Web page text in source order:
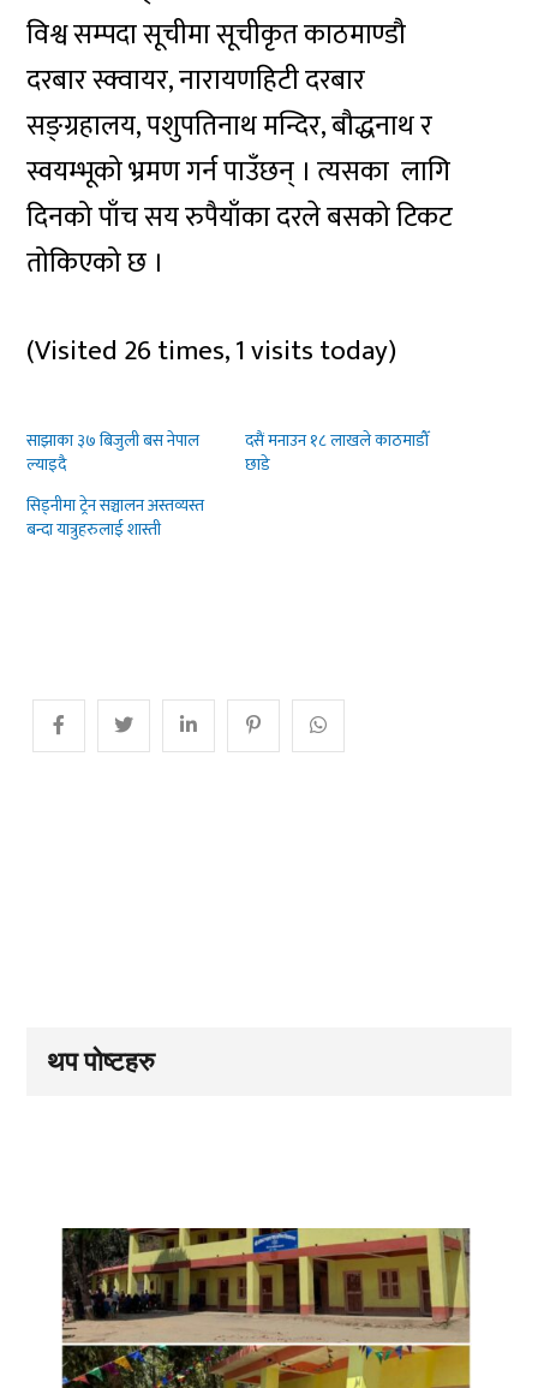
विश्व सम्पदा सूचीमा सूचीकृत काठमाण्डौ
दरबार स्क्वायर, नारायणहिटी दरबार
सङ्ग्रहालय, पशुपतिनाथ मन्दिर, बौद्धनाथ र
स्वयम्भूको भ्रमण गर्न पाउँछन् । त्यसका लागि
दिनको पाँच सय रुपैयाँका दरले बसको टिकट
तोकिएको छ ।
(Visited 26 times, 1 visits today)
साझाका ३७ बिजुली बस नेपाल
ल्याइदै
दसैं मनाउन १८ लाखले काठमाडौँ
छाडे
सिड्नीमा ट्रेन सञ्चालन अस्तव्यस्त
बन्दा यात्रुहरुलाई शास्ती
थप पोष्टहरु